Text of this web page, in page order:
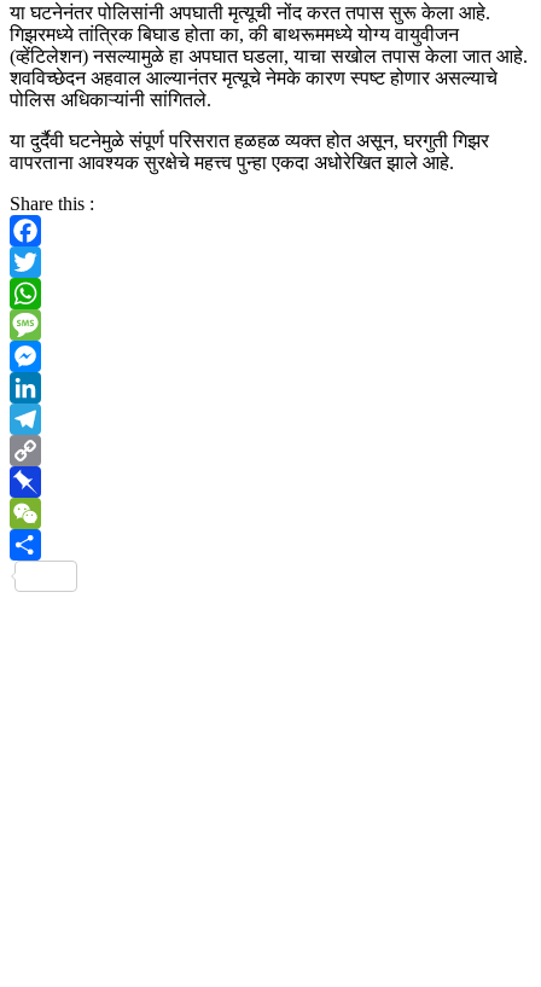
या घटनेनंतर पोलिसांनी अपघाती मृत्यूची नोंद करत तपास सुरू केला आहे.
गिझरमध्ये तांत्रिक बिघाड होता का, की बाथरूममध्ये योग्य वायुवीजन
(व्हेंटिलेशन) नसल्यामुळे हा अपघात घडला, याचा सखोल तपास केला जात आहे.
शवविच्छेदन अहवाल आल्यानंतर मृत्यूचे नेमके कारण स्पष्ट होणार असल्याचे
पोलिस अधिकाऱ्यांनी सांगितले.
या दुर्दैवी घटनेमुळे संपूर्ण परिसरात हळहळ व्यक्त होत असून, घरगुती गिझर
वापरताना आवश्यक सुरक्षेचे महत्त्व पुन्हा एकदा अधोरेखित झाले आहे.
Share this :
Facebook
Twitter
WhatsApp
Message
Messenger
LinkedIn
Telegram
Copy
Link
Pinboard
WeChat